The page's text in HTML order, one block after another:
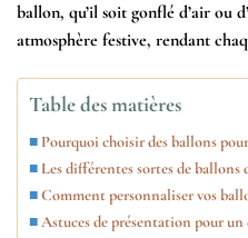
ballon, qu’il soit gonflé d’air ou
atmosphère festive, rendant
Table des matières
Pourquoi choisir des ballons
Les différentes sortes de ballons
Comment personnaliser vos
Astuces de présentation pour